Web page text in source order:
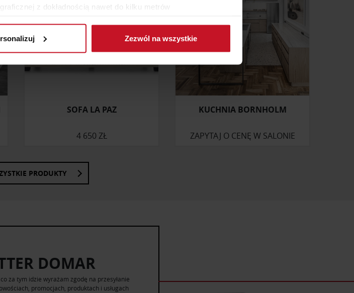
z dokładnością nawet do kilku metrów
są przetwarzane oraz ustaw własne preferencje w
reklam, aby oferować funkcje społecznościowe i analizować
z innymi danymi otrzymanymi od Ciebie lub
Zezwól na wszystkie
SOFA LA PAZ
4 650 ZŁ
KUCHNIA BORNHOLM
ZAPYTAJ O CENĘ W SALONIE
PRODUKTY
DOMAR
za tym idzie wyrażam zgodę na przesyłanie
promocjach, produktach i usługach